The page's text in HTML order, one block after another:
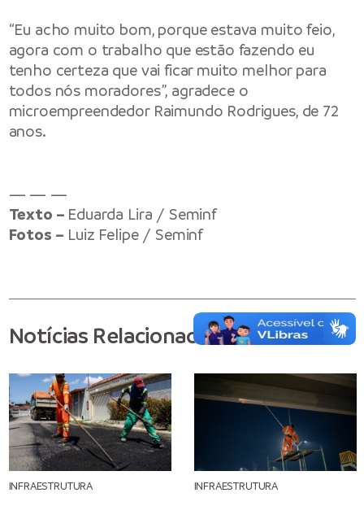
“Eu acho muito bom, porque estava muito feio,
agora com o trabalho que estão fazendo eu
tenho certeza que vai ficar muito melhor para
todos nós moradores”, agradece o
microempreendedor Raimundo Rodrigues, de 72
anos.
— — —
Texto – Eduarda Lira / Seminf
Fotos – Luiz Felipe / Seminf
Notícias Relacionadas
INFRAESTRUTURA INFRAESTRUTURA